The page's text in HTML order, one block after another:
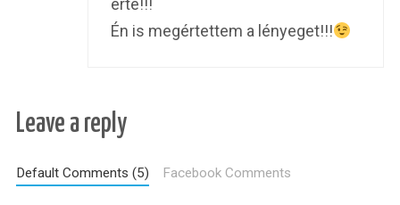
érte!!!
Én is megértettem a lényeget!!!
Leave a reply
Default Comments (5) Facebook Comments